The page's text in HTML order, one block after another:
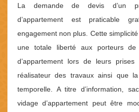
La demande de devis d’un
d’appartement est praticable
engagement non plus. Cette
une totale liberté aux porteurs
d’appartement lors de leurs
réalisateur des travaux ainsi que
temporelle. A titre d’information,
vidage d’appartement peut être